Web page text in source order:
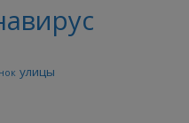
улицы